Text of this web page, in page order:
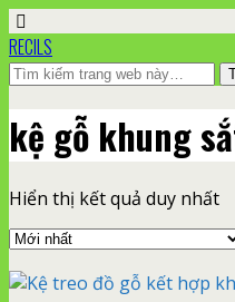
RECILS
kệ gỗ khung
Hiển thị kết quả duy nhất